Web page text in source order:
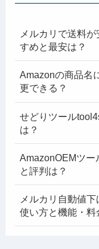
メルカリで送料
すめと最安は？
Amazonの商品名
更できる？
せどりツール
は？
AmazonOEMツー
と評判は？
メルカリ自動値
使い方と機能・料